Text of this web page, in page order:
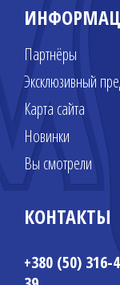
Партнёры
Эксклюзивный
Карта сайта
Новинки
Вы смотрели
КОНТАКТЫ
+380 (50) 316-